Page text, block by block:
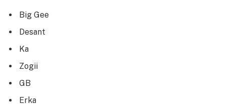
Big Gee
Desant
Ka
Zogii
GB
Erka